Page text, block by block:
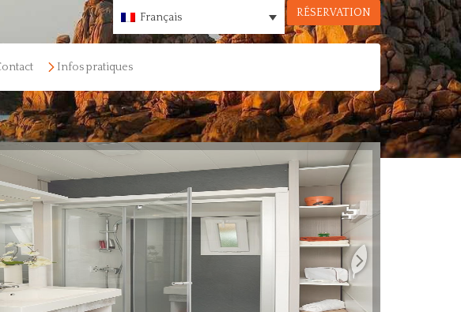
Français RÉSERVATION
Infos pratiques